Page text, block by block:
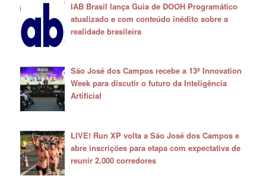
IAB Brasil lança Guia de DOOH Programático
atualizado e com conteúdo inédito sobre a
realidade brasileira
São José dos Campos recebe a 13ª Innovation
Week para discutir o futuro da Inteligência
Artificial
LIVE! Run XP volta a São José dos Campos e
abre inscrições para etapa com expectativa de
reunir 2.000 corredores